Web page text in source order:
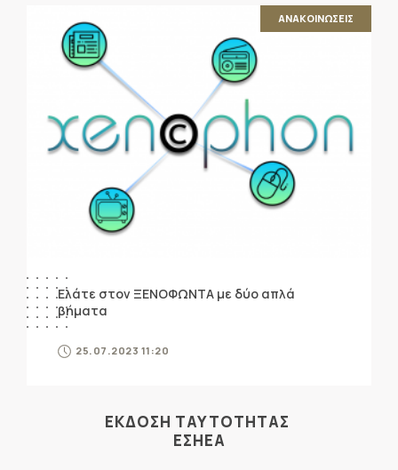
ΑΝΑΚΟΙΝΩΣΕΙΣ
Ελάτε στον ΞΕΝΟΦΩΝΤΑ με δύο απλά
βήματα
25.07.2023 11:20
ΕΚΔΟΣΗ ΤΑΥΤΟΤΗΤΑΣ
ΕΣΗΕΑ